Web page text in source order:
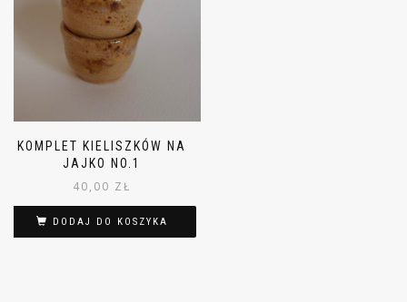
KOMPLET KIELISZKÓW NA
JAJKO NO.1
40,00 ZŁ
DODAJ DO KOSZYKA